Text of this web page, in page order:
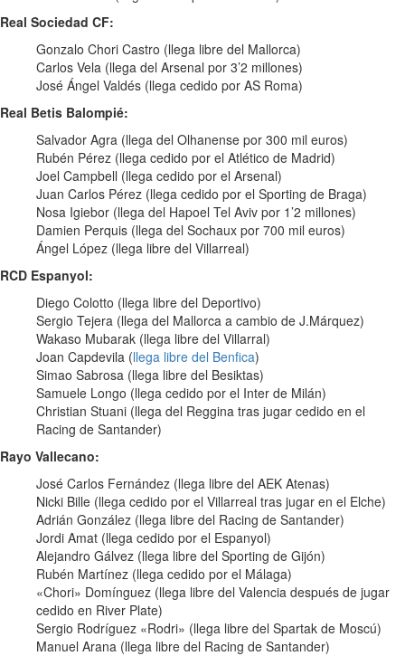
Real Sociedad CF:
Gonzalo Chori Castro (llega libre del Mallorca)
Carlos Vela (llega del Arsenal por 3’2 millones)
José Ángel Valdés (llega cedido por AS Roma)
Real Betis Balompié:
Salvador Agra (llega del Olhanense por 300 mil euros)
Rubén Pérez (llega cedido por el Atlético de Madrid)
Joel Campbell (llega cedido por el Arsenal)
Juan Carlos Pérez (llega cedido por el Sporting de Braga)
Nosa Igiebor (llega del Hapoel Tel Aviv por 1’2 millones)
Damien Perquis (llega del Sochaux por 700 mil euros)
Ángel López (llega libre del Villarreal)
RCD Espanyol:
Diego Colotto (llega libre del Deportivo)
Sergio Tejera (llega del Mallorca a cambio de J.Márquez)
Wakaso Mubarak (llega libre del Villarral)
Joan Capdevila (llega libre del Benfica)
Simao Sabrosa (llega libre del Besiktas)
Samuele Longo (llega cedido por el Inter de Milán)
Christian Stuani (llega del Reggina tras jugar cedido en el
Racing de Santander)
Rayo Vallecano:
José Carlos Fernández (llega libre del AEK Atenas)
Nicki Bille (llega cedido por el Villarreal tras jugar en el Elche)
Adrián González (llega libre del Racing de Santander)
Jordi Amat (llega cedido por el Espanyol)
Alejandro Gálvez (llega libre del Sporting de Gijón)
Rubén Martínez (llega cedido por el Málaga)
«Chori» Domínguez (llega libre del Valencia después de jugar
cedido en River Plate)
Sergio Rodríguez «Rodri» (llega libre del Spartak de Moscú)
Manuel Arana (llega libre del Racing de Santander)